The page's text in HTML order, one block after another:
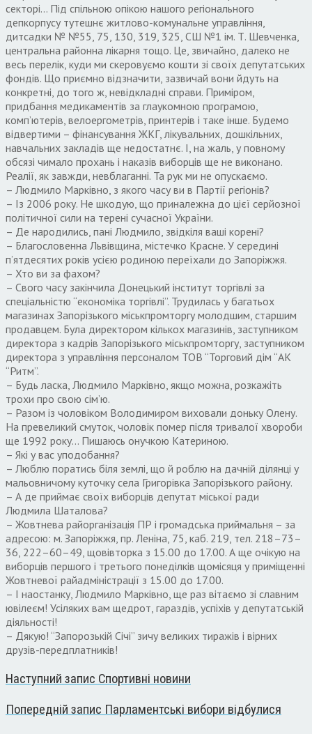
секторі… Під спільною опікою нашого регіонального
депкорпусу тутешнє житлово-комунальне управління,
дитсадки № №55, 75, 130, 319, 325, СШ №1 ім. Т. Шевченка,
центральна районна лікарня тощо. Це, звичайно, далеко не
весь перелік, куди ми скеровуємо кошти зі своїх депутатських
фондів. Що приємно відзначити, зазвичай вони йдуть на
конкретні, до того ж, невідкладні справи. Приміром,
придбання медикаментів за глаукомною програмою,
комп’ютерів, велоергометрів, принтерів і таке інше. Будемо
відвертими – фінансування ЖКГ, лікувальних, дошкільних,
навчальних закладів ще недостатнє. І, на жаль, у повному
обсязі чимало прохань і наказів виборців ще не виконано.
Реалії, як завжди, невблаганні. Та рук ми не опускаємо.
– Людмило Марківно, з якого часу ви в Партії регіонів?
– Із 2006 року. Не шкодую, що приналежна до цієї серйозної
політичної сили на терені сучасної України.
– Де народились, пані Людмило, звідкіля ваші корені?
– Благословенна Львівщина, містечко Красне. У середині
п’ятдесятих років усією родиною переїхали до Запоріжжя.
– Хто ви за фахом?
– Свого часу закінчила Донецький інститут торгівлі за
спеціальністю “економіка торгівлі”. Трудилась у багатьох
магазинах Запорізького міськпромторгу молодшим, старшим
продавцем. Була директором кількох магазинів, заступником
директора з кадрів Запорізького міськпромторгу, заступником
директора з управління персоналом ТОВ “Торговий дім “АК
“Ритм”.
– Будь ласка, Людмило Марківно, якщо можна, розкажіть
трохи про свою сім’ю.
– Разом із чоловіком Володимиром виховали доньку Олену.
На превеликий смуток, чоловік помер після тривалої хвороби
ще 1992 року… Пишаюсь онучкою Катериною.
– Які у вас уподобання?
– Люблю поратись біля землі, що й роблю на дачній ділянці у
мальовничому куточку села Григорівка Запорізького району.
– А де приймає своїх виборців депутат міської ради
Людмила Шаталова?
– Жовтнева райорганізація ПР і громадська приймальня – за
адресою: м. Запоріжжя, пр. Леніна, 75, каб. 219, тел. 218–73–
36, 222–60–49, щовівторка з 15.00 до 17.00. А ще очікую на
виборців першого і третього понеділків щомісяця у приміщенні
Жовтневої райадміністрації з 15.00 до 17.00.
– І наостанку, Людмило Марківно, ще раз вітаємо зі славним
ювілеєм! Усіляких вам щедрот, гараздів, успіхів у депутатській
діяльності!
– Дякую! “Запорозькій Січі” зичу великих тиражів і вірних
друзів-передплатників!
Наступний запис Спортивні новини
Попередній запис Парламентські вибори відбулися